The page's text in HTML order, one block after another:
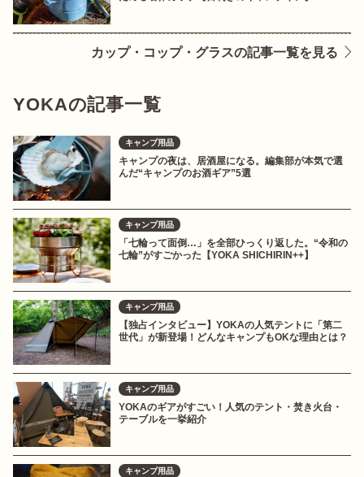
カップ・コップ・グラスの記事一覧を見る
YOKAの記事一覧
キャンプ用品
キャンプの夜は、居酒屋になる。編集部が本気で選
んだ“キャンプのお酒ギア”5選
キャンプ用品
「七輪って面倒…」を全部ひっくり返した。“令和の
七輪”がすごかった【YOKA SHICHIRIN++】
キャンプ用品
【独占インタビュー】YOKAの人気テントに「第二
世代」が新登場！どんなキャンプもOKな理由とは？
キャンプ用品
YOKAのギアがすごい！人気のテント・焚き火台・
テーブルを一挙紹介
キャンプ用品